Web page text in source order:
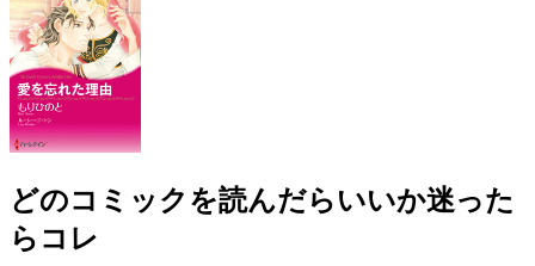
どのコミックを読んだらいいか迷った
らコレ